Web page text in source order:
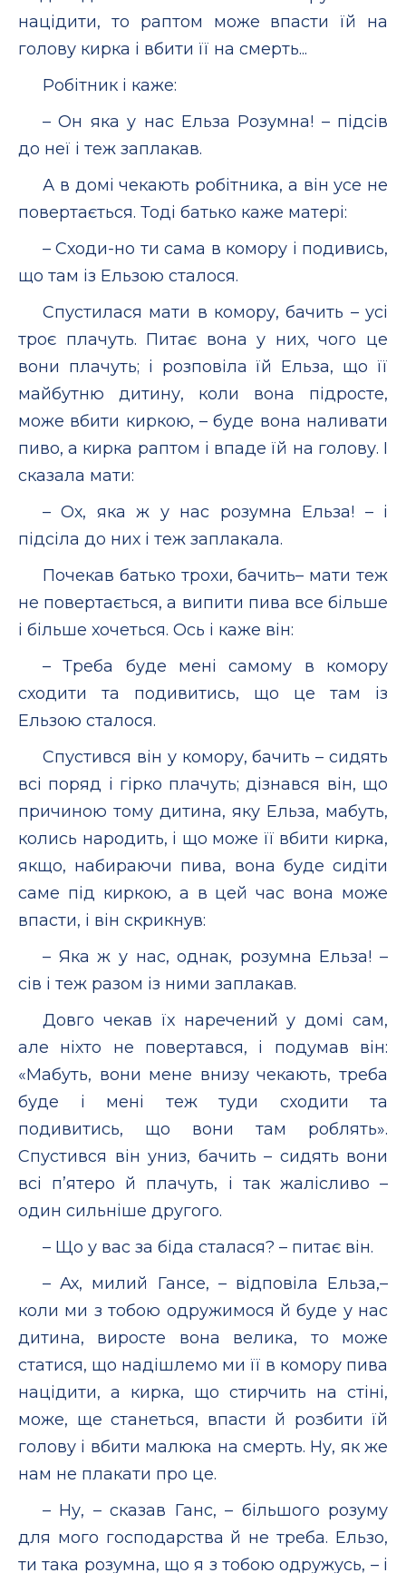
націдити, то раптом може впасти їй на
голову кирка і вбити її на смерть...
Робітник і каже:
– Он яка у нас Ельза Розумна! – підсів
до неї і теж заплакав.
А в домі чекають робітника, а він усе не
повертається. Тоді батько каже матері:
– Сходи-но ти сама в комору і подивись,
що там із Ельзою сталося.
Спустилася мати в комору, бачить – усі
троє плачуть. Питає вона у них, чого це
вони плачуть; і розповіла їй Ельза, що її
майбутню дитину, коли вона підросте,
може вбити киркою, – буде вона наливати
пиво, а кирка раптом і впаде їй на голову. І
сказала мати:
– Ох, яка ж у нас розумна Ельза! – і
підсіла до них і теж заплакала.
Почекав батько трохи, бачить– мати теж
не повертається, а випити пива все більше
і більше хочеться. Ось і каже він:
– Треба буде мені самому в комору
сходити та подивитись, що це там із
Ельзою сталося.
Спустився він у комору, бачить – сидять
всі поряд і гірко плачуть; дізнався він, що
причиною тому дитина, яку Ельза, мабуть,
колись народить, і що може її вбити кирка,
якщо, набираючи пива, вона буде сидіти
саме під киркою, а в цей час вона може
впасти, і він скрикнув:
– Яка ж у нас, однак, розумна Ельза! –
сів і теж разом із ними заплакав.
Довго чекав їх наречений у домі сам,
але ніхто не повертався, і подумав він:
«Мабуть, вони мене внизу чекають, треба
буде і мені теж туди сходити та
подивитись, що вони там роблять».
Спустився він униз, бачить – сидять вони
всі п’ятеро й плачуть, і так жалісливо –
один сильніше другого.
– Що у вас за біда сталася? – питає він.
– Ах, милий Гансе, – відповіла Ельза,–
коли ми з тобою одружимося й буде у нас
дитина, виросте вона велика, то може
статися, що надішлемо ми її в комору пива
націдити, а кирка, що стирчить на стіні,
може, ще станеться, впасти й розбити їй
голову і вбити малюка на смерть. Ну, як же
нам не плакати про це.
– Ну, – сказав Ганс, – більшого розуму
для мого господарства й не треба. Ельзо,
ти така розумна, що я з тобою одружусь, – і